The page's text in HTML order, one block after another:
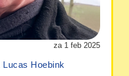
za 1 feb 2025
Hoebink